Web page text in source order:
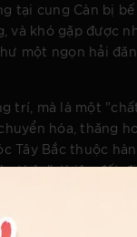
tại cung Càn bị
khó gặp được
một ngọn hải
trí, mà là một
hóa, thăng
Tây Bắc thuộc
thân", thiêu đốt
biệt rõ rệt